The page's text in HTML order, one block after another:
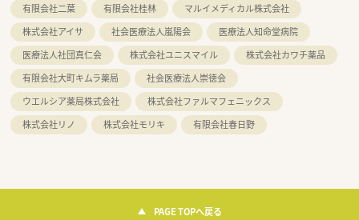
有限会社二葉
有限会社桂林
マルイメディカル株式会社
株式会社アイサ
社会医療法人嵐陽会
医療法人知命堂病院
医療法人社団真仁会
株式会社ユニスマイル
株式会社カワチ薬品
有限会社大町キムラ薬局
社会医療法人崇徳会
ウエルシア薬局株式会社
株式会社ファルマフェニックス
株式会社リノ
株式会社モリキ 有限会社春日野
PAGE TOPへ戻る